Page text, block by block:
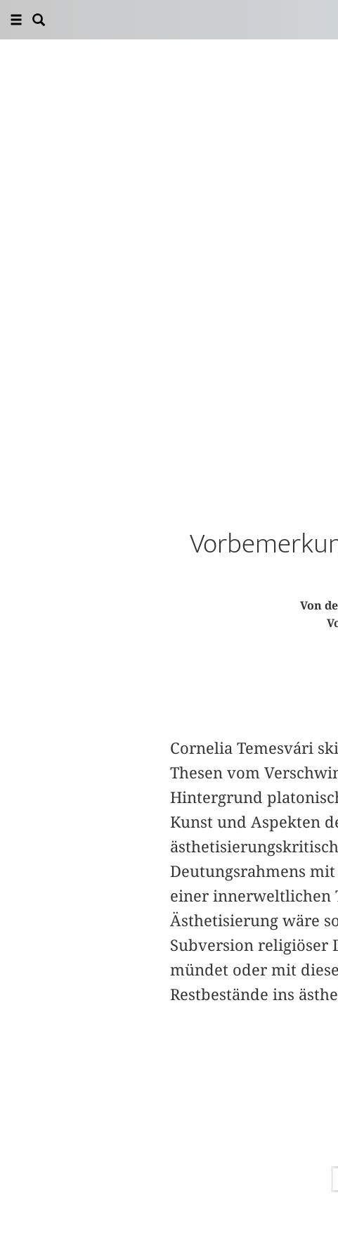
Von
Cornelia Temesvári
Thesen vom
Hintergrund
Kunst und Aspekten
Deutungsrahmens
einer innerweltlichen
Ästhetisierung wäre
Subversion religiöser
mündet oder mit
Restbestände ins